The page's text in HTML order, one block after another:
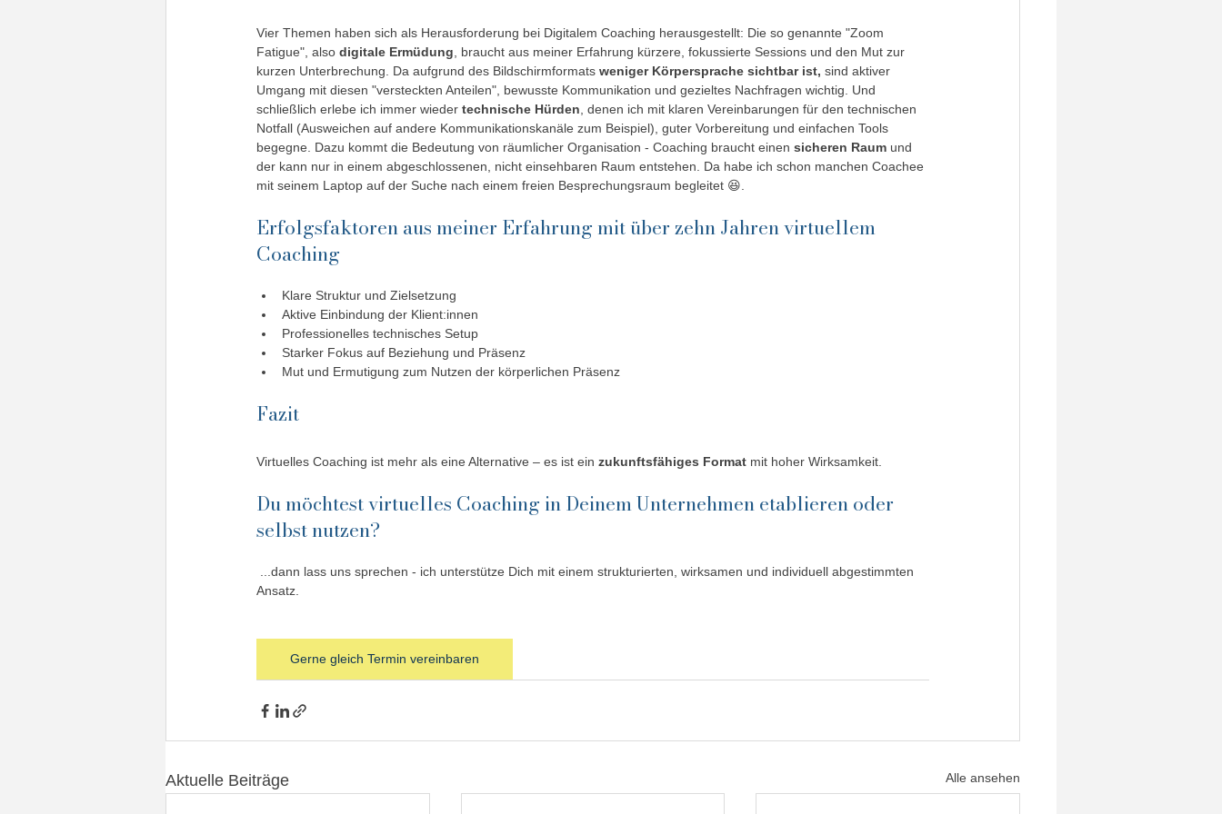
Vier Themen haben sich als Herausforderung bei Digitalem Coaching herausgestellt: Die so genannte "Zoom
Fatigue", also digitale Ermüdung, braucht aus meiner Erfahrung kürzere, fokussierte Sessions und den Mut zur
kurzen Unterbrechung. Da aufgrund des Bildschirmformats weniger Körpersprache sichtbar ist, sind aktiver
Umgang mit diesen "versteckten Anteilen", bewusste Kommunikation und gezieltes Nachfragen wichtig. Und
schließlich erlebe ich immer wieder technische Hürden, denen ich mit klaren Vereinbarungen für den technischen
Notfall (Ausweichen auf andere Kommunikationskanäle zum Beispiel), guter Vorbereitung und einfachen Tools
begegne. Dazu kommt die Bedeutung von räumlicher Organisation - Coaching braucht einen sicheren Raum und
der kann nur in einem abgeschlossenen, nicht einsehbaren Raum entstehen. Da habe ich schon manchen Coachee
mit seinem Laptop auf der Suche nach einem freien Besprechungsraum begleitet 😆.
Erfolgsfaktoren aus meiner Erfahrung mit über zehn Jahren virtuellem
Coaching
Klare Struktur und Zielsetzung
Aktive Einbindung der Klient:innen
Professionelles technisches Setup
Starker Fokus auf Beziehung und Präsenz
Mut und Ermutigung zum Nutzen der körperlichen Präsenz
Fazit
Virtuelles Coaching ist mehr als eine Alternative – es ist ein zukunftsfähiges Format mit hoher Wirksamkeit.
Du möchtest virtuelles Coaching in Deinem Unternehmen etablieren oder
selbst nutzen?
Ansatz.
Gerne gleich Termin vereinbaren
Aktuelle Beiträge Alle ansehen